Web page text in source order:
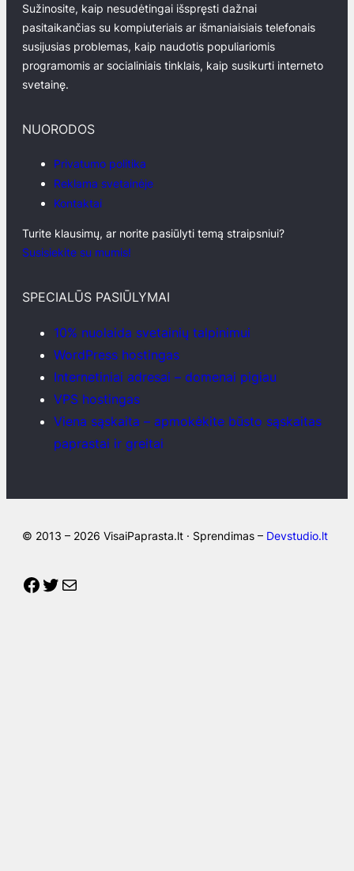
Sužinosite, kaip nesudėtingai išspręsti dažnai
pasitaikančias su kompiuteriais ar išmaniaisiais telefonais
susijusias problemas, kaip naudotis populiariomis
programomis ar socialiniais tinklais, kaip susikurti interneto
svetainę.
NUORODOS
Privatumo politika
Reklama svetainėje
Kontaktai
Turite klausimų, ar norite pasiūlyti temą straipsniui?
Susisiekite su mumis!
SPECIALŪS PASIŪLYMAI
10% nuolaida svetainių talpinimui
WordPress hostingas
Internetiniai adresai – domenai pigiau
VPS hostingas
Viena sąskaita – apmokėkite būsto sąskaitas
paprastai ir greitai
© 2013 – 2026 VisaiPaprasta.lt · Sprendimas – Devstudio.lt
Facebook
Twitter
Mail